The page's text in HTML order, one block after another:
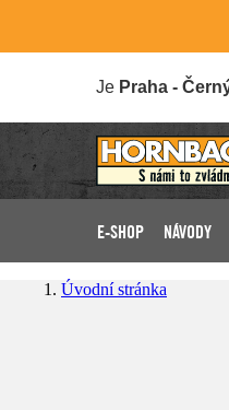
Je Praha -
E-SHOP NÁVODY
Úvodní stránka